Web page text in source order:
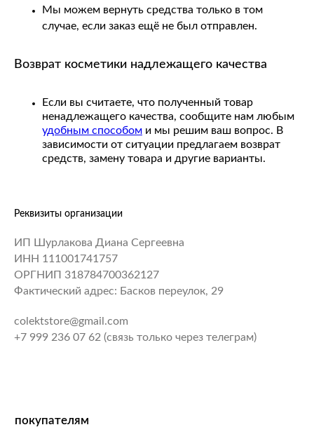
Мы можем вернуть средства только в том
случае, если заказ ещё не был отправлен.
Возврат косметики надлежащего качества
Если вы считаете, что полученный товар
ненадлежащего качества, сообщите нам любым
удобным способом и мы решим ваш вопрос. В
зависимости от ситуации предлагаем возврат
средств, замену товара и другие варианты.
Реквизиты организации
ИП Шурлакова Диана Сергеевна
ИНН 111001741757
ОРГНИП 318784700362127
Фактический адрес: Басков переулок, 29
colektstore@gmail.com
+7 999 236 07 62 (связь только через телеграм)
правовая информация
zakaz.zelenka@gmail.com
zelenkamarket@gmail.com